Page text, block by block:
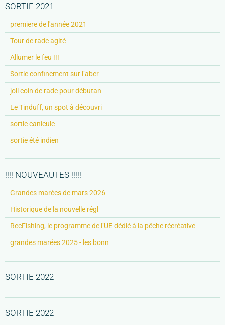
SORTIE 2021
premiere de l'année 2021
Tour de rade agité
Allumer le feu !!!
Sortie confinement sur l’aber
joli coin de rade pour débutan
Le Tinduff, un spot à découvri
sortie canicule
sortie été indien
!!!! NOUVEAUTES !!!!!
Grandes marées de mars 2026
Historique de la nouvelle régl
RecFishing, le programme de l’UE dédié à la pêche récréative
grandes marées 2025 - les bonn
SORTIE 2022
SORTIE 2022